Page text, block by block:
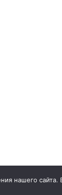
нашего сайта.